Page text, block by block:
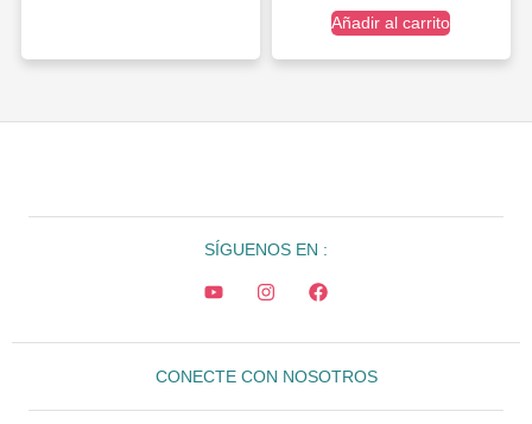
Añadir al carrito
SÍGUENOS EN :
CONECTE CON NOSOTROS